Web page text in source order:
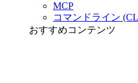
MCP
コマンドライン
おすすめコンテンツ